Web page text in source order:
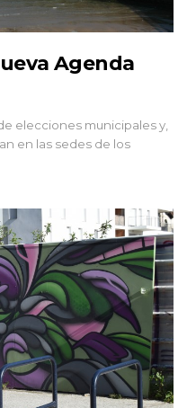
Agenda
elecciones municipales y,
en las sedes de los